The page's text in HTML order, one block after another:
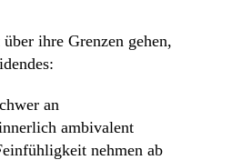
ihre Grenzen gehen,
an
ambivalent
nehmen ab